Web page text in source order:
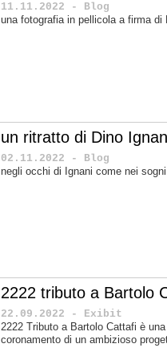
11.11.2022 - Blog
una fotografia in pellicola a firma di
un ritratto di Dino
02.11.2022 - Blog
negli occhi di Ignani come nei
2222 tributo a Bartolo
22.09.2022 - Exibit
2222 Tributo a Bartolo Cattafi è
coronamento di un ambizioso